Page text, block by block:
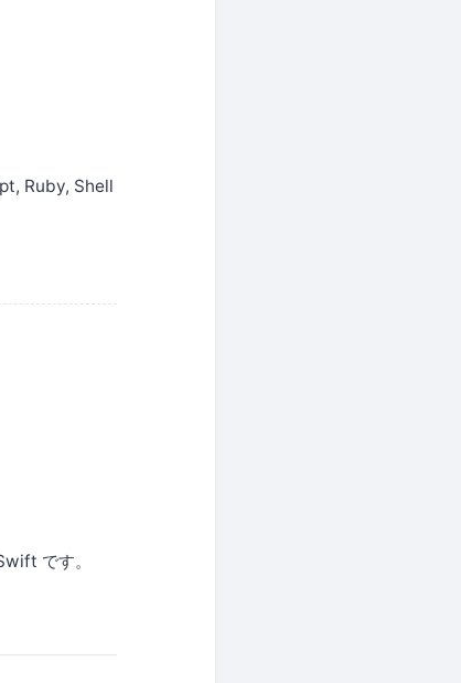
Ruby, Shell
です。